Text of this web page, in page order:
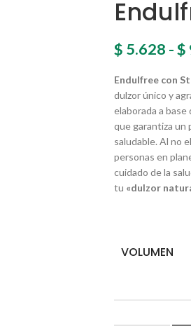
$ 5.628 -$
Endulfree con
dulzor único y
elaborada a
que garantiza un
saludable. Al no
personas en
cuidado de la
tu «dulzor
VOLUMEN